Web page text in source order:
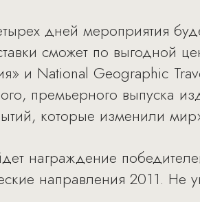
дней мероприятия
сможет по выгодной
и National Geographic
премьерного выпуска
которые изменили
награждение
направления 2011. Не